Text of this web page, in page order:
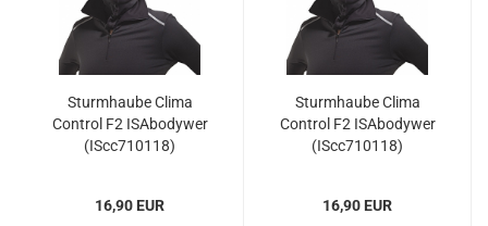
Sturmhaube Clima
Control F2 ISAbodywer
(IScc710118)
16,90 EUR
Sturmhaube Clima
Control F2 ISAbodywer
(IScc710118)
16,90 EUR